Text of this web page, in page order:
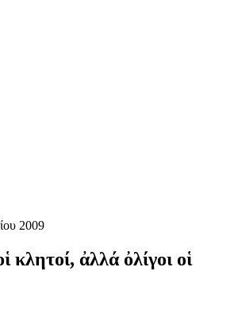
2009
κλητοί, ἀλλά ὀλίγοι οἱ